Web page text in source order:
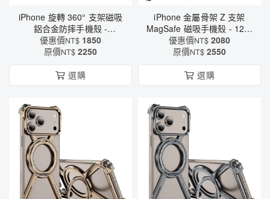
iPhone 旋轉 360° 支架磁吸
鋁合金防摔手機殼 -
MagSafe磁吸充電 × 軍規四
角防護（6582）
優惠價NT$ 1850
原價NT$ 2250
選購
iPhone 金屬骨架 Z 支架
MagSafe 磁吸手機殼 - 120°
翻轉支架 × 四角防摔 × 散熱
升級（6576）
優惠價NT$ 2080
原價NT$ 2550
選購